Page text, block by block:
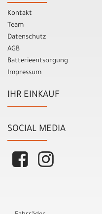
Kontakt
Team
Datenschutz
AGB
Batterieentsorgung
Impressum
IHR EINKAUF
SOCIAL MEDIA